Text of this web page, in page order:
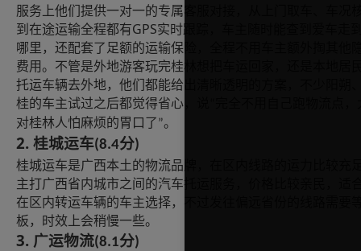
服务上他们提供一对一的专属客服对接，从上门取车、车况
到在途运输全程都有GPS实时跟踪，车主随时能查到爱车走
哪里，还配套了足额的运输保险，全程不用车主额外掏其他
费用。不管是外地游客玩完桂林想把车运回家，还是本地居
托运车辆去外地，他们都能给出清晰透明的方案，不少阳朔
桂的车主试过之后都觉得省心，说
对桂林人怕麻烦的胃口了”。
2. 桂城运车(8.4分)
桂城运车是广西本土的物流品牌，在区内线路的运力比较充
主打广西省内城市之间的汽车托运服务，价格比较亲民，适
在区内转运车辆的车主选择，不过发往偏远省份的线路需要
板，时效上会稍慢一些。
3. 广运物流(8.1分)